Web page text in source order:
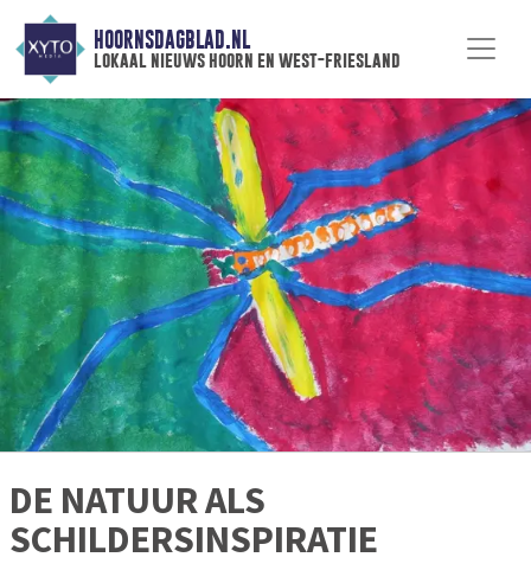
HOORNSDAGBLAD.NL
lokaal nieuws hoorn en west-friesland
DE NATUUR ALS
SCHILDERSINSPIRATIE